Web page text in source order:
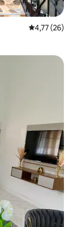
4,77 de uma
4,77 (26)